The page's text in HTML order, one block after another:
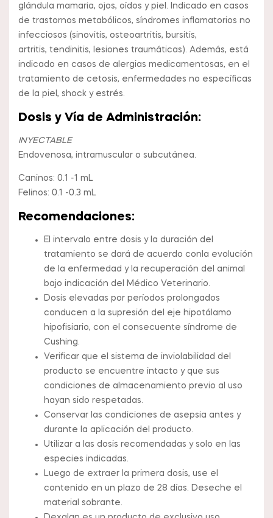
glándula mamaria, ojos, oídos y piel. Indicado en casos
de trastornos metabólicos, síndromes inflamatorios no
infecciosos (sinovitis, osteoartritis, bursitis,
artritis, tendinitis, lesiones traumáticas). Además, está
indicado en casos de alergias medicamentosas, en el
tratamiento de cetosis, enfermedades no específicas
de la piel, shock y estrés.
Dosis y Vía de Administración:
INYECTABLE
Endovenosa, intramuscular o subcutánea.
Caninos: 0.1 -1 mL
Felinos: 0.1 -0.3 mL
Recomendaciones:
El intervalo entre dosis y la duración del
tratamiento se dará de acuerdo conla evolución
de la enfermedad y la recuperación del animal
bajo indicación del Médico Veterinario.
Dosis elevadas por períodos prolongados
conducen a la supresión del eje hipotálamo
hipofisiario, con el consecuente síndrome de
Cushing.
Verificar que el sistema de inviolabilidad del
producto se encuentre intacto y que sus
condiciones de almacenamiento previo al uso
hayan sido respetadas.
Conservar las condiciones de asepsia antes y
durante la aplicación del producto.
Utilizar a las dosis recomendadas y solo en las
especies indicadas.
Luego de extraer la primera dosis, use el
contenido en un plazo de 28 días. Deseche el
material sobrante.